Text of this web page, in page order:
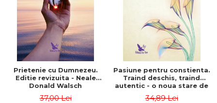
Prietenie cu Dumnezeu.
Editie revizuita - Neale
Donald Walsch
37,00 Lei
Pasiune pentru constienta.
Traind deschis, traind
autentic - o noua stare de
34,89 Lei